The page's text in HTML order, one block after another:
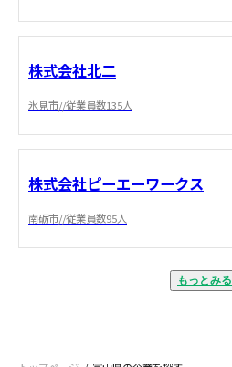
株式会社北二
氷見市//従業員数135人
株式会社ピーエーワークス
南砺市//従業員数95人
もっとみる